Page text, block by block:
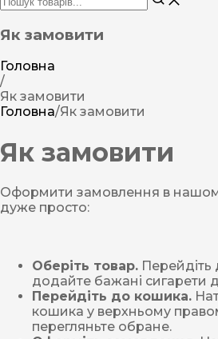
Як замовити
Головна
/
Як замовити
Головна/Як замовити
Як замовити
Оформити замовлення в
дуже просто:
Оберіть товар. Перейдіть
додайте бажані сигарети
Перейдіть до кошика.
кошика у верхньому
перегляньте обране.